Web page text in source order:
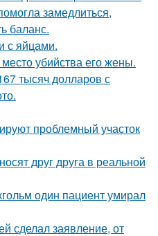
замедлиться,
баланс.
с яйцами.
убийства его жены.
тысяч долларов с
проблемный участок
друг друга в реальной
один пациент умирал
сделал заявление, от